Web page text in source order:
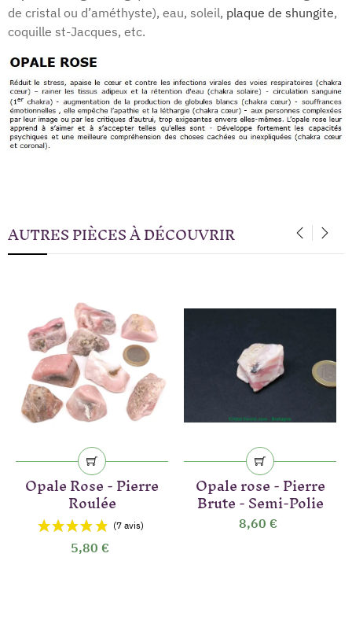
de cristal ou d’améthyste), eau, soleil, plaque de shungite,
coquille st-Jacques, etc.
AUTRES PIÈCES À DÉCOUVRIR
Opale Rose - Pierre
Roulée
5,80 €
Opale rose - Pierre
Brute - Semi-Polie
8,60 €